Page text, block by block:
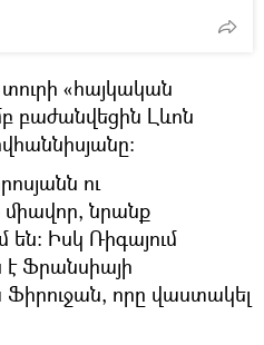
«հայկական
բաժանվեցին Լևոն
ու
միավոր, նրանք
Իսկ Ռիգայում
Ֆրանսիայի
Ֆիրուջան, որը վաստակել